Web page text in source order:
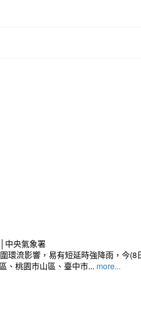
中央氣象署
環流影響，易有短延時強降雨，今
、桃園市山區、臺中市... more...